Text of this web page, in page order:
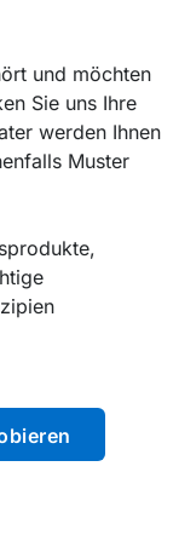
und möchten
Sie uns Ihre
werden Ihnen
Muster